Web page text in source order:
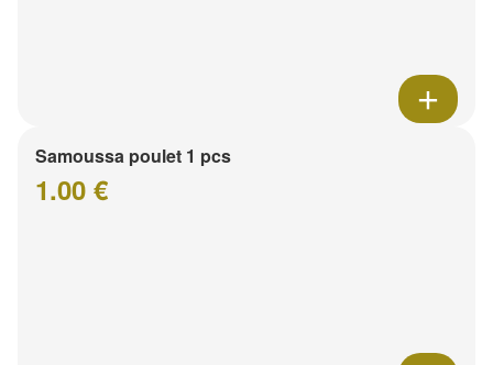
Samoussa poulet 1 pcs
1.00 €